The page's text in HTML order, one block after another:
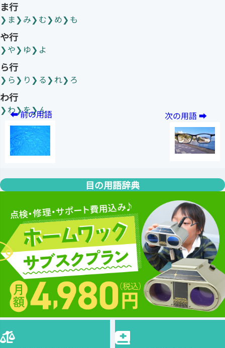
ま行
ま み む め も
や行
や ゆ よ
ら行
ら り る れ ろ
わ行
わ を ん
目の用語辞典